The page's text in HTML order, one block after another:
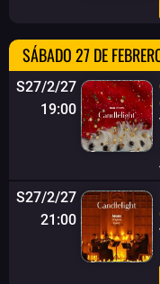
SÁBADO 27 DE
S27/2/27
19:00
S27/2/27
21:00